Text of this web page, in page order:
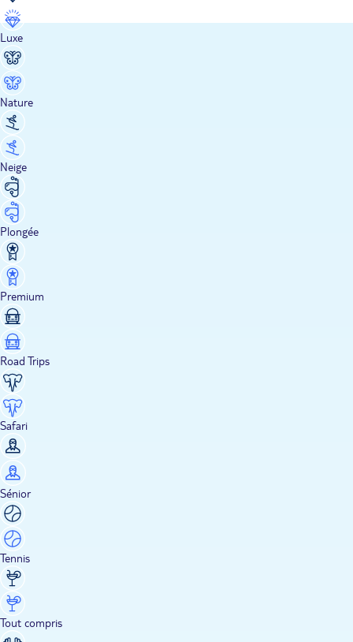
Luxe
Nature
Neige
Plongée
Premium
Road Trips
Safari
Sénior
Tennis
Tout compris